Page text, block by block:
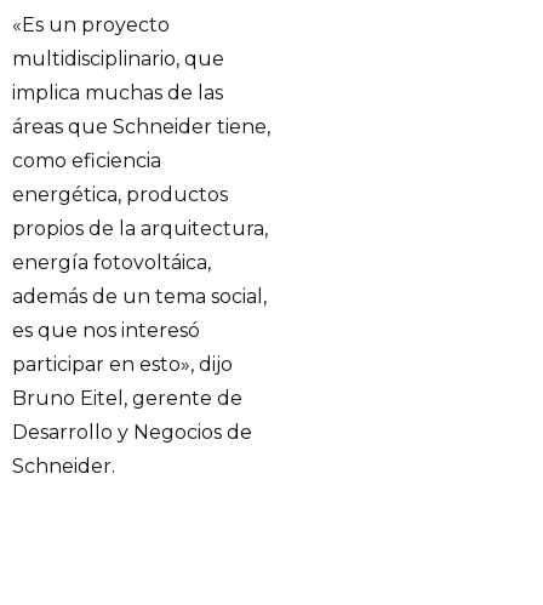
«Es un proyecto
multidisciplinario, que
implica muchas de las
áreas que Schneider tiene,
como eficiencia
energética, productos
propios de la arquitectura,
energía fotovoltáica,
además de un tema social,
es que nos interesó
participar en esto», dijo
Bruno Eitel, gerente de
Desarrollo y Negocios de
Schneider.